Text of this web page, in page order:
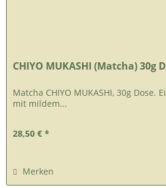
CHIYO MUKASHI (Matcha) 30g
Matcha CHIYO MUKASHI, 30g Dose.
mit mildem...
28,50 € *
Merken